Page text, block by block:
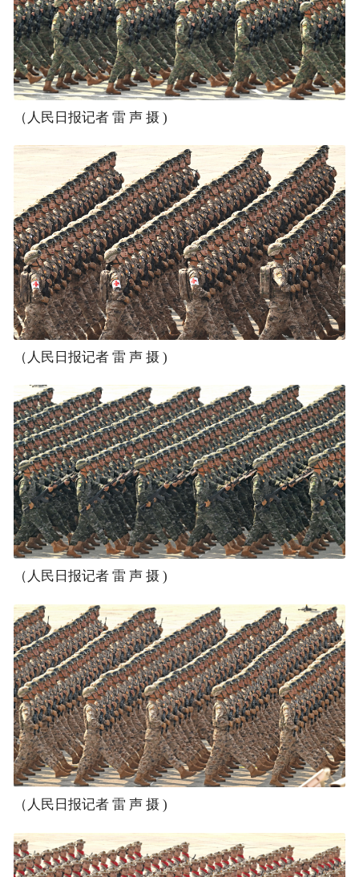
（人民日报记者 雷 声 摄 )
（人民日报记者 雷 声 摄 )
（人民日报记者 雷 声 摄 )
（人民日报记者 雷 声 摄 )